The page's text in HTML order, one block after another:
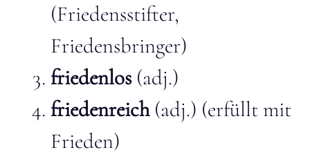
(Friedensstifter,
Friedensbringer)
friedenlos(adj.)
friedenreich(adj.) (erfüllt mit
Frieden)